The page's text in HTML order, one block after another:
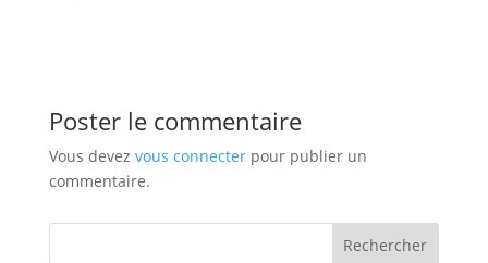
Poster le commentaire
Vous devez vous connecterpour publier un
commentaire.
Rechercher